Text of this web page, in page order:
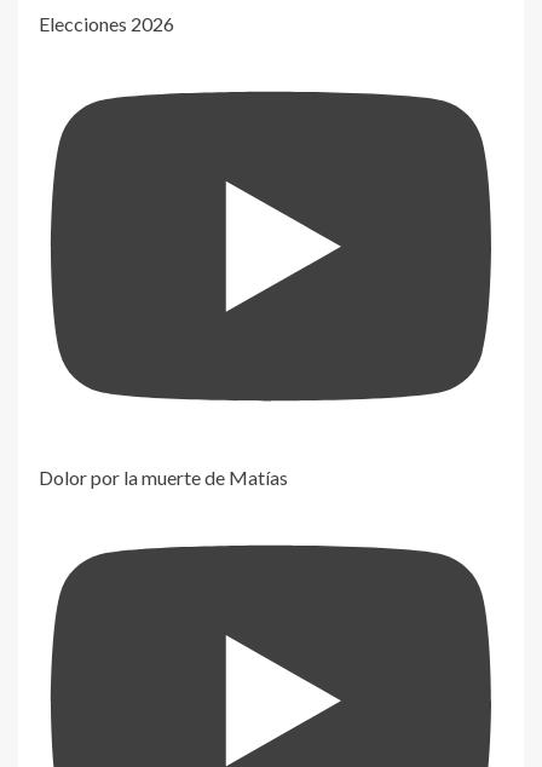
Elecciones 2026
Dolor por la muerte de Matías